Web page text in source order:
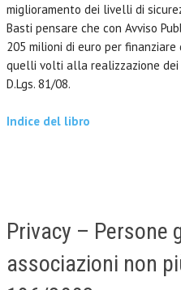
miglioramento dei livelli di
Basti pensare che con Avviso
205 milioni di euro per
quelli volti alla realizzazione dei
D.Lgs. 81/08.
Indice del libro
Privacy – Persone
associazioni non